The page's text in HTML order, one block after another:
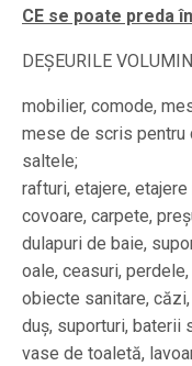
CE se poate preda
DEŞEURILE
mobilier, comode,
mese de scris pentru
saltele;
rafturi, etajere,
covoare, carpete,
dulapuri de baie,
oale, ceasuri,
obiecte sanitare,
duș, suporturi, baterii
vase de toaletă,